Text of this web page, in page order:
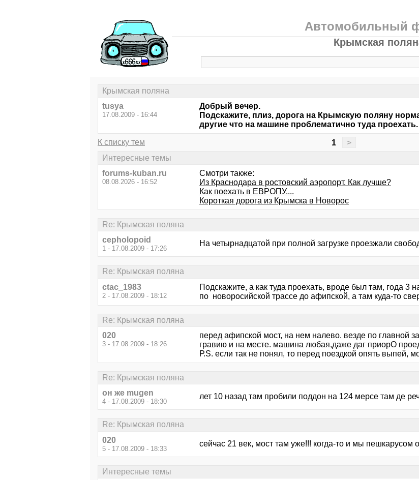
Автомобильный
Крымская
Крымская поляна
tusya
17.08.2009 - 16:44
Добрый вечер.
Подскажите, плиз, дорога на Крымскую поляну
другие что на машине проблематично туда
К списку тем 1 >
Интересные темы
forums-kuban.ru
08.08.2026 - 16:52
Смотри также:
Из Краснодара в ростовский аэропорт. Как лучше?
Как поехать в ЕВРОПУ....
Короткая дорога из Крымска в Новорос
Re: Крымская поляна
cepholopoid
1 - 17.08.2009 - 17:26
На четырнадцатой при полной загрузке проезжали
Re: Крымская поляна
ctac_1983
2 - 17.08.2009 - 18:12
Подскажите, а как туда проехать, вроде был там, года 3
по новоросийской трассе до афипской, а там куда-то
Re: Крымская поляна
020
3 - 17.08.2009 - 18:26
перед афипской мост, на нем налево. везде по главной
гравию и на месте. машина любая,даже даг приорО
Р.S. если так не понял, то перед поездкой опять выпей,
Re: Крымская поляна
он же mugen
4 - 17.08.2009 - 18:30
лет 10 назад там пробили поддон на 124 мерсе там де
Re: Крымская поляна
020
5 - 17.08.2009 - 18:33
сейчас 21 век, мост там уже!!! когда-то и мы пешкарусом
Интересные темы